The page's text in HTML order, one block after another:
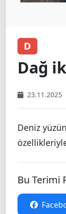
D
Dağ
23.11.2025
Deniz
Bu Terimi